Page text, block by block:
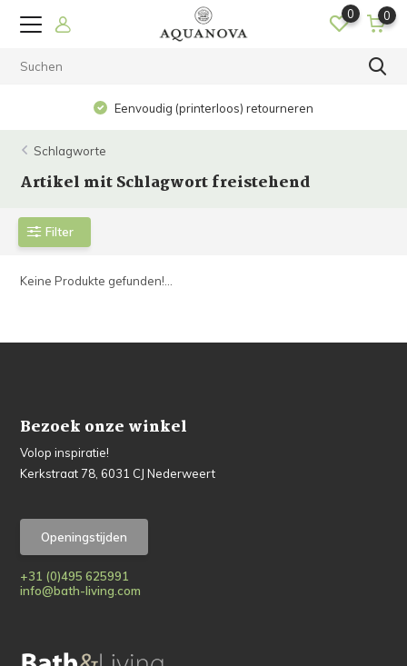
0 0
Eenvoudig (printerloos) retourneren
Schlagworte
Artikel mit Schlagwort freistehend
Filter
Keine Produkte gefunden!...
Bezoek onze winkel
Volop inspiratie!
Kerkstraat 78, 6031 CJ Nederweert
Openingstijden
+31 (0)495 625991
info@bath-living.com